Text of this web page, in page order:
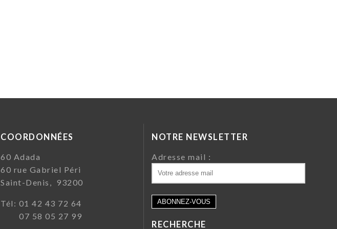
COORDONNÉES
60 Adada
60 rue Gabriel Péri
Saint-Denis, 93200
Tél: 01 42 43 72 64
07 58 05 27 99
NOTRE NEWSLETTER
Adresse mail :
RECHERCHE